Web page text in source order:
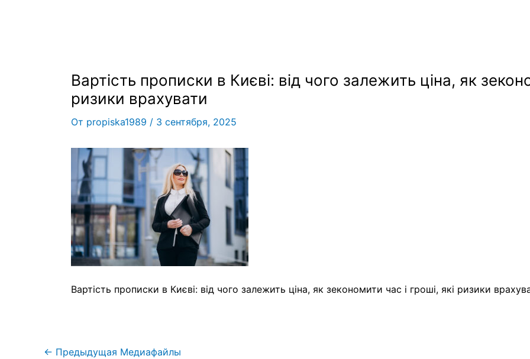
Вартість прописки в Києві: від чого залежить ціна, як
ризики врахувати
От propiska1989 / 3 сентября, 2025
Вартість прописки в Києві: від чого залежить ціна, як зекономити час і гроші, які ризики
← Предыдущая Медиафайлы